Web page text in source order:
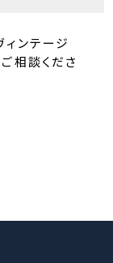
ィンテージ
相談くださ